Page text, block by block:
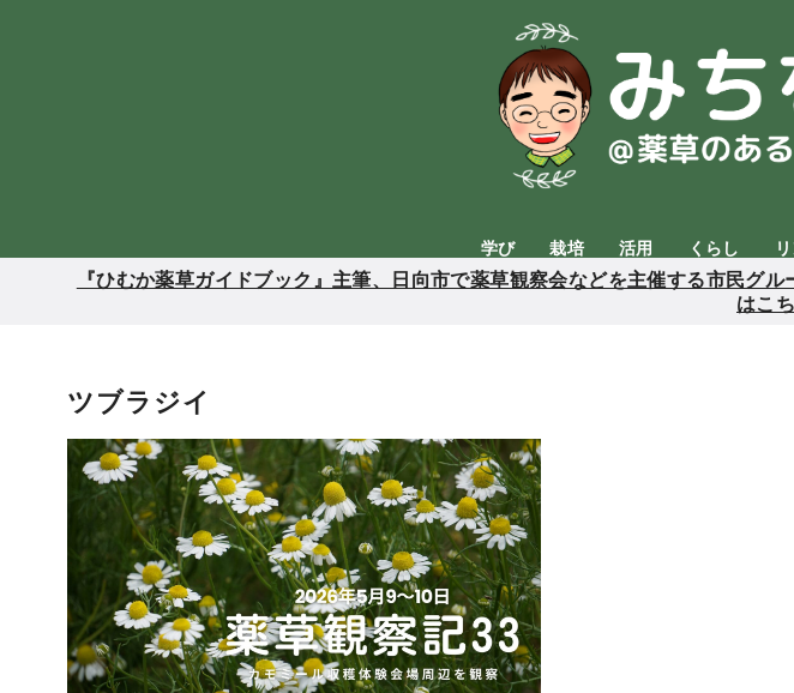
学び 栽培 活用 くらし
『ひむか薬草ガイドブック』主筆、日向市で薬草観察会などを主催する市民
はこ
ツブラジイ